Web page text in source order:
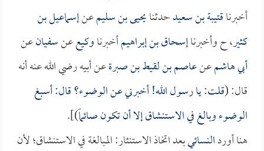
أخبرناقتيبة بن سعيدحدثنايحيى بن سليمعنإسماعيل بن
كثير، ح وأخبرناإسحاق بن إبراهيمأخبرناوكيععنسفيانعن
أبي هاشمعنعاصم بن لقيط بن صبرةعن أبيه رضي الله عنه أنه
قال: (قلت: يا رسول الله! أخبرني عن الوضوء؟ قال: أسبغ
الوضوء وبالغ في الاستنشاق إلا أن تكون صائماً)].
هنا أوردالنسائيبعد اتخاذ الاستنثار: المبالغة في الاستنشاق؛ لأن